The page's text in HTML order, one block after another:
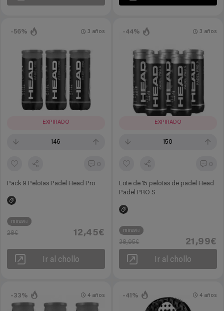
-56%
EXPIRADO
146
0
Pack 9 Pelotas Padel Head Pro
3 años
miravia
28€ 12,45€
Ir al chollo
-44%
EXPIRADO
150
0
Lote de 15 pelotas de padel Head
Padel PRO S
3 años
miravia
38,95€ 21,99€
Ir al chollo
-33% 4 años -41% 4 años